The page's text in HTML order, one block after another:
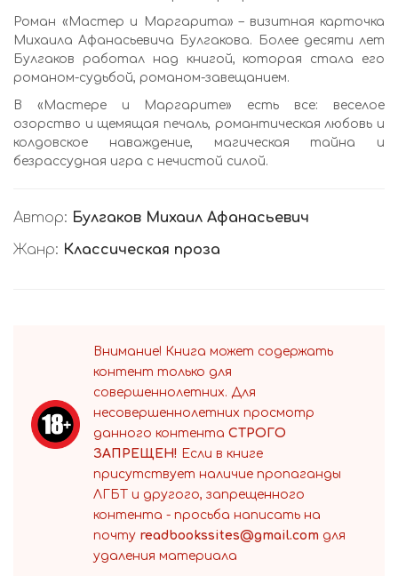
Роман «Мастер и Маргарита» – визитная карточка
Михаила Афанасьевича Булгакова. Более десяти лет
Булгаков работал над книгой, которая стала его
романом-судьбой, романом-завещанием.
В «Мастере и Маргарите» есть все: веселое
озорство и щемящая печаль, романтическая любовь и
колдовское наваждение, магическая тайна и
безрассудная игра с нечистой силой.
Автор: Булгаков Михаил Афанасьевич
Жанр: Классическая проза
Внимание! Книга может содержать
контент только для
совершеннолетних. Для
несовершеннолетних просмотр
данного контента СТРОГО
ЗАПРЕЩЕН! Если в книге
присутствует наличие пропаганды
ЛГБТ и другого, запрещенного
контента - просьба написать на
почту readbookssites@gmail.com для
удаления материала